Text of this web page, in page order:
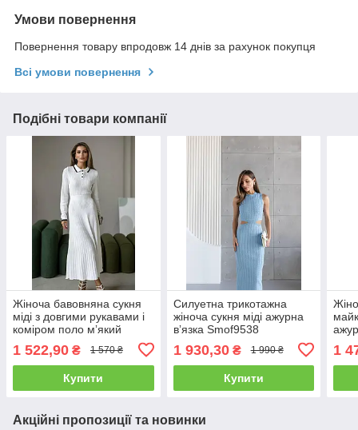
Умови повернення
Повернення товару впродовж 14 днів за рахунок покупця
Всі умови повернення
Подібні товари компанії
Жіноча бавовняна сукня
міді з довгими рукавами і
коміром поло мʼякий
1 522,90 ₴ 1 570 ₴
Купити
Силуетна трикотажна
жіноча сукня міді ажурна
вʼязка Smof9538
1 930,30₴ 1 990 ₴
Купити
1
Акційні пропозиції та новинки